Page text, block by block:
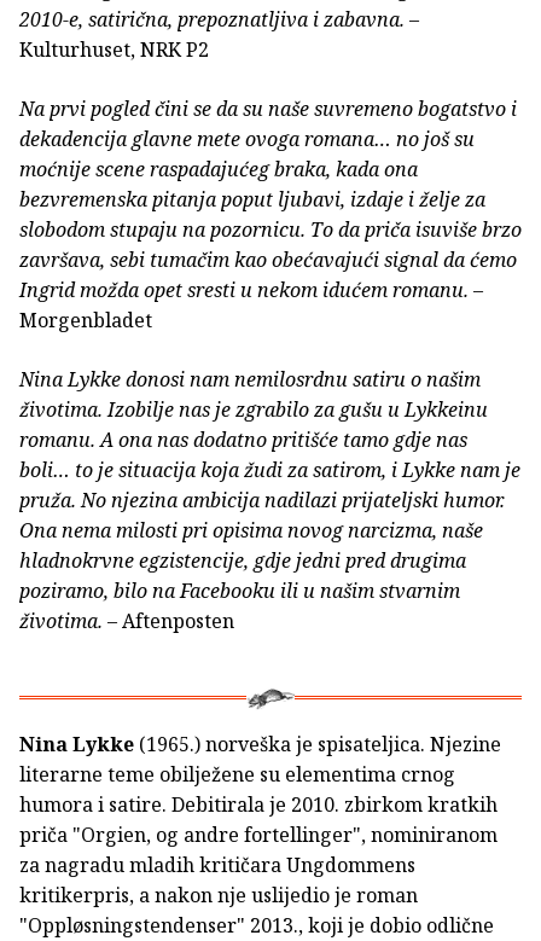
2010-e, satirična, prepoznatljiva i zabavna. –
Kulturhuset, NRK P2
Na prvi pogled čini se da su naše suvremeno bogatstvo i
dekadencija glavne mete ovoga romana… no još su
moćnije scene raspadajućeg braka, kada ona
bezvremenska pitanja poput ljubavi, izdaje i želje za
slobodom stupaju na pozornicu. To da priča isuviše brzo
završava, sebi tumačim kao obećavajući signal da ćemo
Ingrid možda opet sresti u nekom idućem romanu. –
Morgenbladet
Nina Lykke donosi nam nemilosrdnu satiru o našim
životima. Izobilje nas je zgrabilo za gušu u Lykkeinu
romanu. A ona nas dodatno pritišće tamo gdje nas
boli… to je situacija koja žudi za satirom, i Lykke nam je
pruža. No njezina ambicija nadilazi prijateljski humor.
Ona nema milosti pri opisima novog narcizma, naše
hladnokrvne egzistencije, gdje jedni pred drugima
poziramo, bilo na Facebooku ili u našim stvarnim
životima. – Aftenposten
Nina Lykke (1965.) norveška je spisateljica. Njezine
literarne teme obilježene su elementima crnog
humora i satire. Debitirala je 2010. zbirkom kratkih
priča "Orgien, og andre fortellinger", nominiranom
za nagradu mladih kritičara Ungdommens
kritikerpris, a nakon nje uslijedio je roman
"Oppløsningstendenser" 2013., koji je dobio odlične